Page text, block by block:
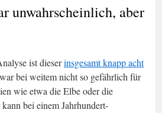
unwahrscheinlich, aber
ist dieserinsgesamt knapp acht
bei weitem nicht so gefährlich für
wie etwa die Elbe oder die
bei einem Jahrhundert-